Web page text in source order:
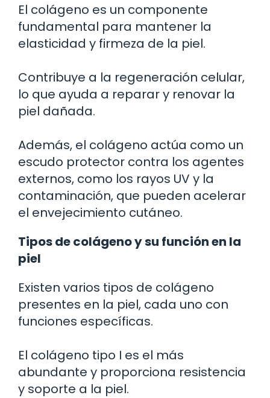
El colágeno es un componente
fundamental para mantener la
elasticidad y firmeza de la piel.
Contribuye a la regeneración celular,
lo que ayuda a reparar y renovar la
piel dañada.
Además, el colágeno actúa como un
escudo protector contra los agentes
externos, como los rayos UV y la
contaminación, que pueden acelerar
el envejecimiento cutáneo.
Tipos de colágeno y su función en la
piel
Existen varios tipos de colágeno
presentes en la piel, cada uno con
funciones específicas.
El colágeno tipo I es el más
abundante y proporciona resistencia
y soporte a la piel.